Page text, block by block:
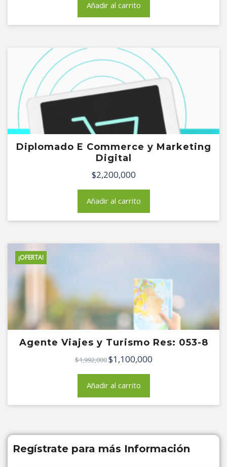
Añadir al carrito
Diplomado E Commerce y Marketing
Digital
$2,200,000
Añadir al carrito
¡OFERTA!
Agente Viajes y Turismo Res: 053-8
$1,992,000El
original
era:
$1,100,000El
Añadir al carrito
Regístrate para más Información